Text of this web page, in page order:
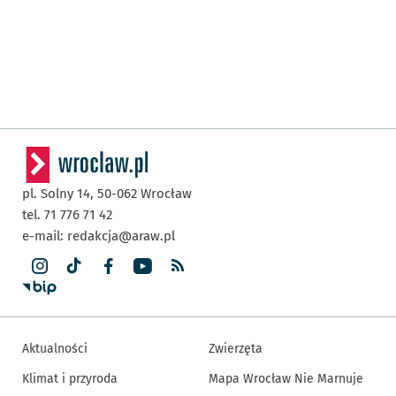
pl. Solny 14, 50-062 Wrocław
tel. 71 776 71 42
e-mail: redakcja@araw.pl
Aktualności
Klimat i przyroda
Zwierzęta
Mapa Wrocław Nie Marnuje